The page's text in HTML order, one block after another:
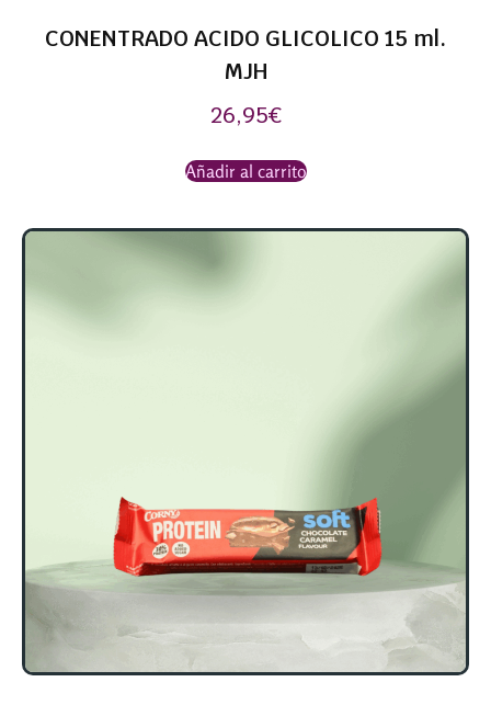
CONENTRADO ACIDO GLICOLICO 15 ml.
MJH
26,95€
Añadir al carrito